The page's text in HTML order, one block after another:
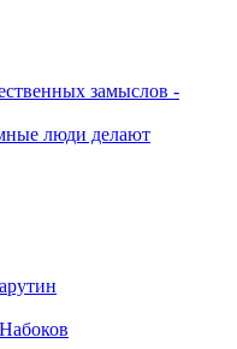
замыслов -
люди делают